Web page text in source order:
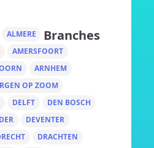
ALMERE
AMERSFOORT
ARNHEM
OP ZOOM
DELFT
DEN BOSCH
DEVENTER
DRACHTEN
Branches